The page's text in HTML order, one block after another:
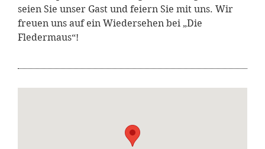
seien Sie unser Gast und feiern Sie mit uns. Wir
freuen uns auf ein Wiedersehen bei „Die
Fledermaus“!